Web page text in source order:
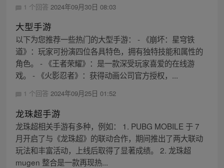
1 个回答 2024年09月30日 08:03
大型手游
以下为您推荐一些热门的大型手游： - 《崩坏：星穹铁
道》：玩家可扮演四位各具特色，拥有独特技能和属性的
角色。 - 《王者荣耀》：是一款深受玩家喜爱的在线游
戏。 - 《火影忍者》：获得动画公司官方授权，...
1 个回答 2024年09月25日 01:52
龙珠超手游
龙珠超相关手游有多种，例如： 1. PUBG MOBILE 于 7
月开启了与《龙珠超》的联动合作，期间推出了两大联动
玩法和丰富活动，上线后取得了显著成绩。 2. 龙珠超
mugen 整合是一款再现热...